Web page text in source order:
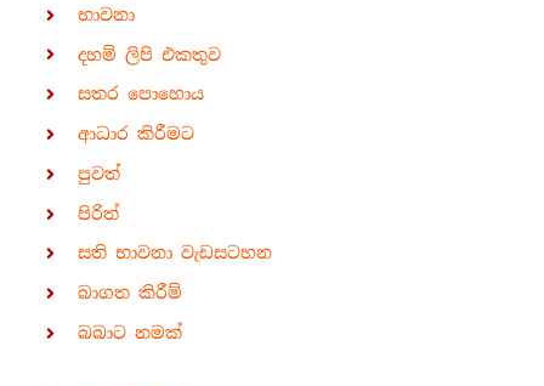
භාවනා
දහම් ලිපි එකතුව
සතර පොහොය
ආධාර කිරීමට
පුවත්
පිරිත්
සති භාවනා වැඩසටහන
බාගත කිරීම්
බබාට නමක්